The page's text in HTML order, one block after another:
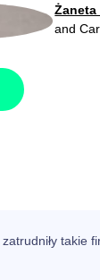
Żaneta
and
zatrudniły takie